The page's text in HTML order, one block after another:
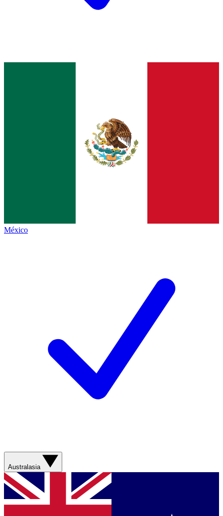
México
Australasia